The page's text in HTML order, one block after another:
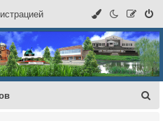
истрацией